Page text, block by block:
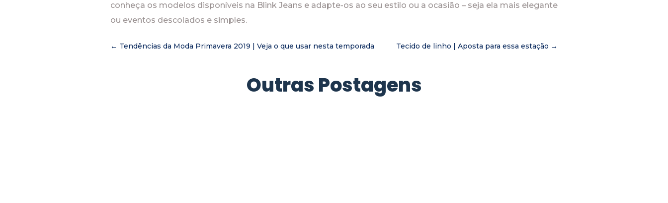
conheça os modelos disponíveis na Blink Jeans e adapte-os ao seu estilo ou a ocasião – seja ela mais elegante
ou eventos descolados e simples.
← Tendências da Moda Primavera 2019 | Veja o que usar nesta temporada Tecido de linho | Aposta para essa estação →
Outras Postagens